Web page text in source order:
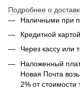
Подробнее о
Наличными при
Кредитной
Через кассу или
Наложенный
Новая Почта
2% от стоимости